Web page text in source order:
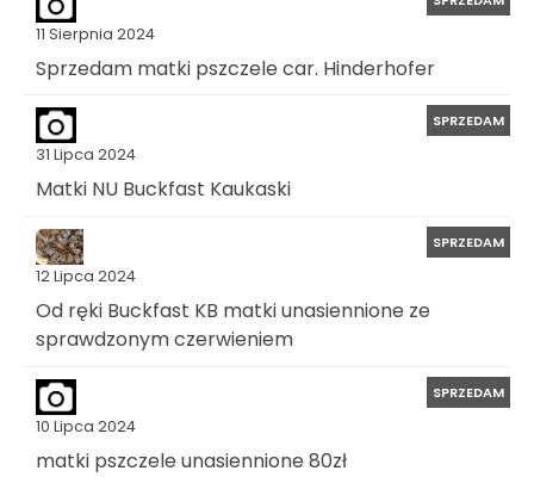
11 Sierpnia 2024
Sprzedam matki pszczele car. Hinderhofer
31 Lipca 2024
SPRZEDAM
Matki NU Buckfast Kaukaski
12 Lipca 2024
SPRZEDAM
Od ręki Buckfast KB matki unasiennione ze
sprawdzonym czerwieniem
10 Lipca 2024
SPRZEDAM
matki pszczele unasiennione 80zł